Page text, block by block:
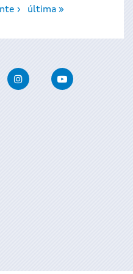
› última »
InstagramYoutube